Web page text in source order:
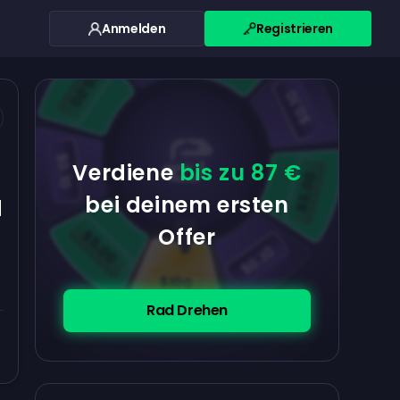
Anmelden Registrieren
Verdiene bis zu 87 €
bei deinem ersten
Offer
Rad Drehen
$100
$5.00
$0.10
$5.00
$0.10 $5.00
$5.00